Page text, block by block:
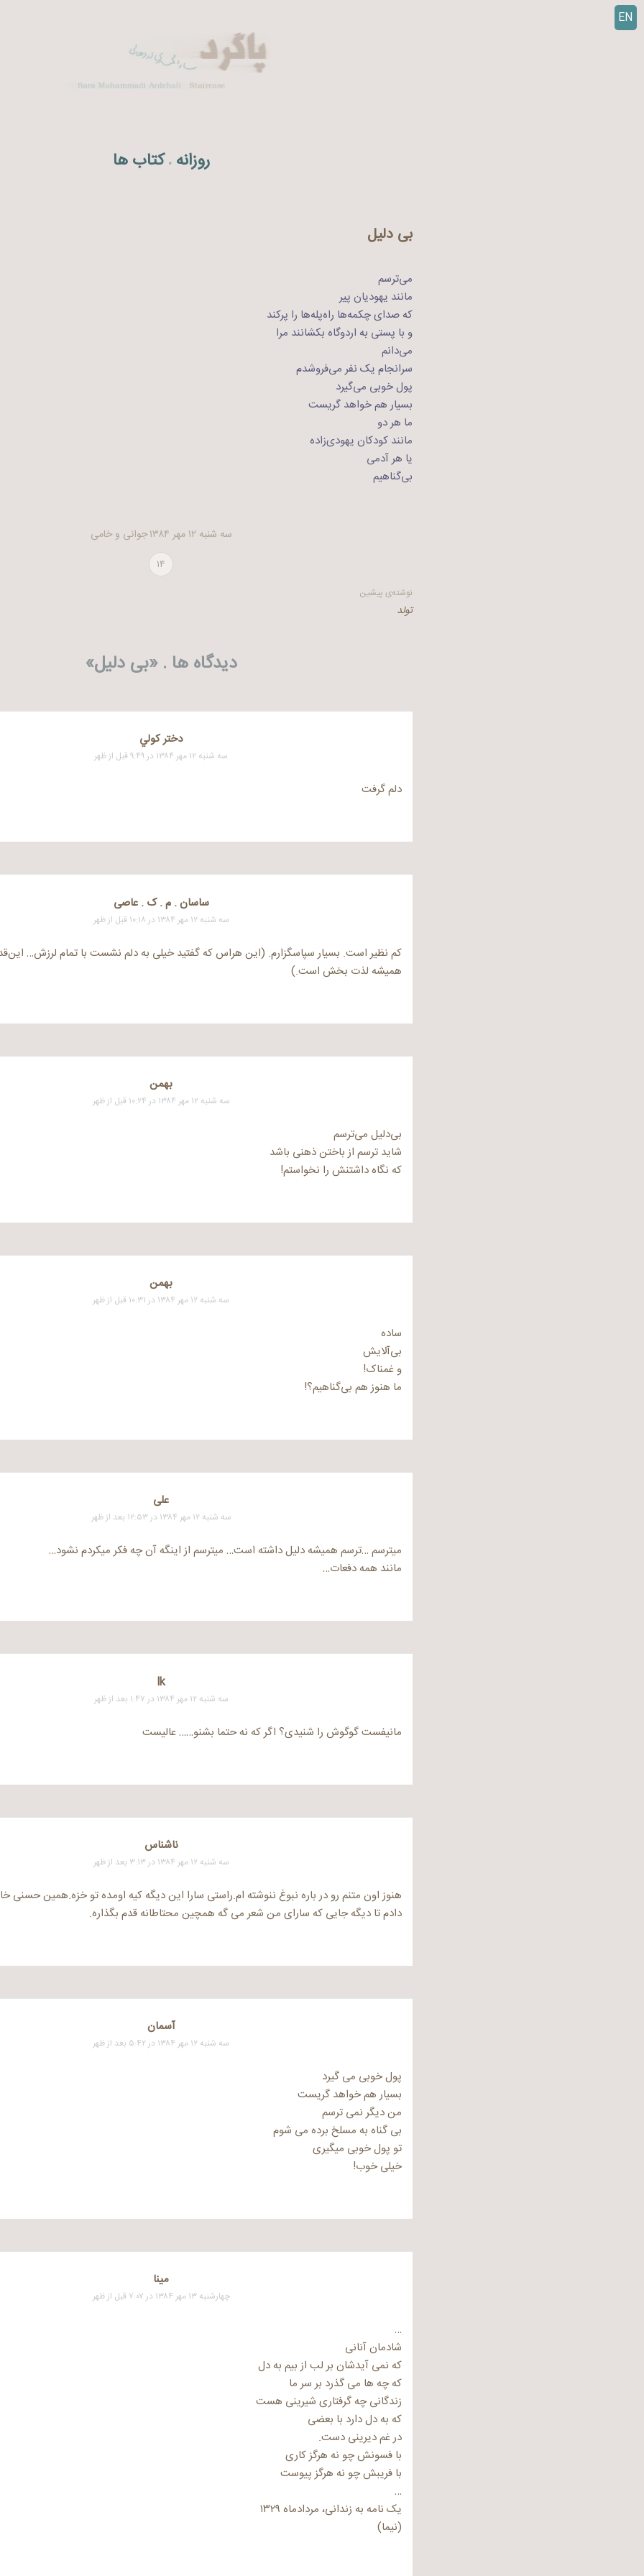
EN
روزانه . کتاب ها
بی دلیل
می‌ترسم
مانند یهودیان پیر
که صدای چکمه‌ها راه‌پله‌ها را پرکند
و با پستی به اردوگاه بکشانند مرا
می‌دانم
سرانجام یک نفر می‌فروشدم
پول خوبی می‌گیرد
بسیار هم خواهد گریست
ما هر دو
مانند کودکان یهودی‌زاده
یا هر آدمی
بی‌گناهیم
سه شنبه ۱۲ مهر ۱۳۸۴
جوانی و خامی
۱۴
راهبری
نوشته‌ی پیشین
تولد
دیدگاه ها . «بی دلیل»
دختر كولي
سه شنبه ۱۲ مهر ۱۳۸۴ در ۹:۴۹ قبل از ظهر
دلم گرفت
ساسان . م . ک . عاصی
سه شنبه ۱۲ مهر ۱۳۸۴ در ۱۰:۱۸ قبل از ظهر
کم نظیر است. بسیار سپاسگزارم. (این هراس که گفتید خیلی به دلم نشست با تمام لرزش…
همیشه لذت بخش است.)
بهمن
سه شنبه ۱۲ مهر ۱۳۸۴ در ۱۰:۲۴ قبل از ظهر
بی‌دلیل می‌ترسم
شاید ترسم از باختن ذهنی باشد
که نگاه داشتنش را نخواستم!
بهمن
سه شنبه ۱۲ مهر ۱۳۸۴ در ۱۰:۳۱ قبل از ظهر
ساده
بی‌آلایش
و غمناک!
ما هنوز هم بی‌گناهیم؟!
علی
سه شنبه ۱۲ مهر ۱۳۸۴ در ۱۲:۵۳ بعد از ظهر
میترسم …ترسم همیشه دلیل داشته است… میترسم از اینگه آن چه فکر میکردم نشود…
مانند همه دفعات…
lk
سه شنبه ۱۲ مهر ۱۳۸۴ در ۱:۴۷ بعد از ظهر
مانیفست گوگوش را شنیدی؟ اگر که نه حتما بشنو…… عالیست
ناشناس
سه شنبه ۱۲ مهر ۱۳۸۴ در ۳:۱۳ بعد از ظهر
هنوز اون متنم رو در باره نبوغ ننوشته ام.راستی سارا این دیگه کیه اومده تو خزه.همین حسنی
دادم تا دیگه جایی که سارای من شعر می گه همچین محتاطانه قدم بگذاره.
آسمان
سه شنبه ۱۲ مهر ۱۳۸۴ در ۵:۴۲ بعد از ظهر
پول خوبی می گیرد
بسیار هم خواهد گریست
من دیگر نمی ترسم
بی گناه به مسلخ برده می شوم
تو پول خوبی میگیری
خیلی خوب!
مینا
چهارشنبه ۱۳ مهر ۱۳۸۴ در ۷:۰۷ قبل از ظهر
…
شادمان آنانی
که نمی آیدشان بر لب از بیم به دل
که چه ها می گذرد بر سر ما
زندگانی چه گرفتاری شیرینی هست
که به دل دارد با بعضی
در غم دیرینی دست.
با فسونش چو نه هرگز کاری
با فریبش چو نه هرگز پیوست
…
یک نامه به زندانی، مردادماه ۱۳۲۹
(نیما)